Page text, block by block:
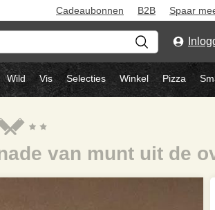
Cadeaubonnen B2B Spaar
Wild Vis Selecties Winkel Pizza
van munt uit de